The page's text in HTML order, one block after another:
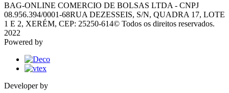
BAG-ONLINE COMERCIO DE BOLSAS LTDA - CNPJ
08.956.394/0001-68RUA DEZESSEIS, S/N, QUADRA 17, LOTE
1 E 2, XERÉM, CEP: 25250-614© Todos os direitos reservados.
2022
Powered by
Developer by